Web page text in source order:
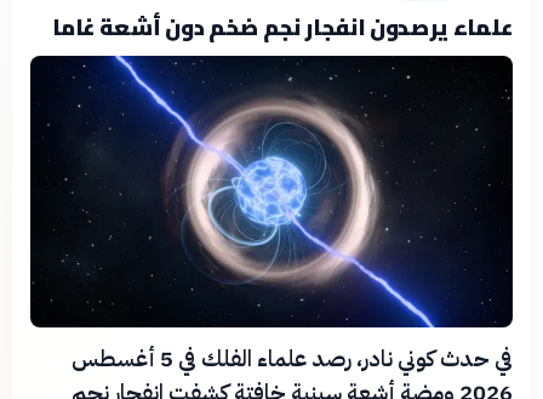
علماء يرصدون انفجار نجم ضخم دون أشعة غاما
في حدث كوني نادر، رصد علماء الفلك في 5 أغسطس